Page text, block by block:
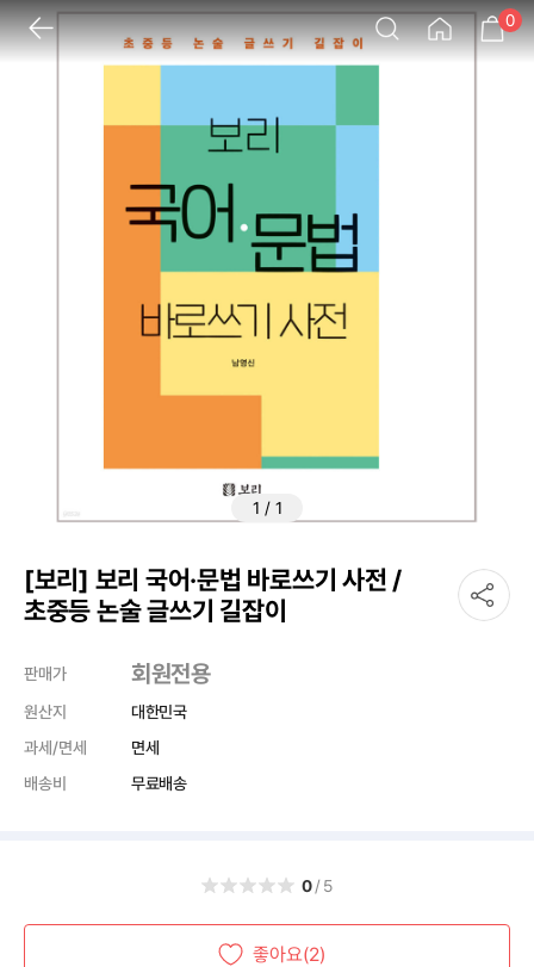
0
1 / 1
[보리] 보리 국어·문법 바로쓰기 사전 /
초중등 논술 글쓰기 길잡이
판매가 회원전용
원산지
대한민국
과세/면세
면세
배송비
무료배송
0/5
좋아요(2)